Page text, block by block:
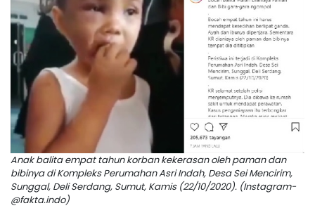
Anak balita empat tahun korban kekerasan oleh paman dan
bibinya di Kompleks Perumahan Asri Indah, Desa Sei Mencirim,
Sunggal, Deli Serdang, Sumut, Kamis (22/10/2020). (Instagram-
@fakta.indo)